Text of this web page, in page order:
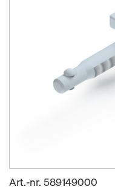
Art.-nr. 589149000